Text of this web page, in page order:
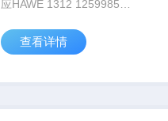
应HAWE 1312 1259985
查看详情